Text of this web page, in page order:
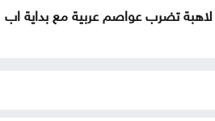
تضرب عواصم عربية مع بداية اب